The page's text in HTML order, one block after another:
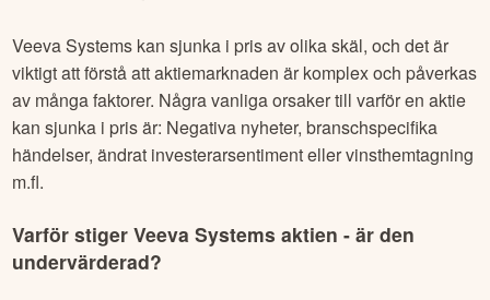
Veeva Systems kan sjunka i pris av olika skäl, och det är
viktigt att förstå att aktiemarknaden är komplex och påverkas
av många faktorer. Några vanliga orsaker till varför en aktie
kan sjunka i pris är: Negativa nyheter, branschspecifika
händelser, ändrat investerarsentiment eller vinsthemtagning
m.fl.
Varför stigerVeeva Systems aktien - är den
undervärderad?